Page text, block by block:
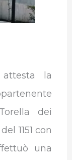
la
dei
del 1151 con
una